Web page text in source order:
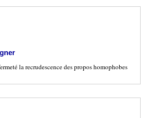
la recrudescence des propos homophobes